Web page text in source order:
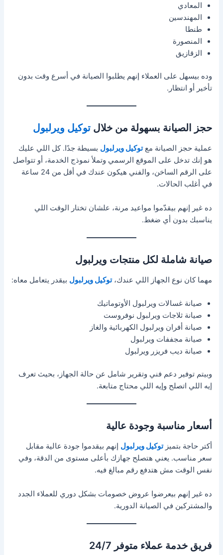
المعادي
المهندسين
طنطا
المنصورة
الزقازيق
وده بيسهل على العملاء إنهم يطلبوا الصيانة في أسرع وقت بدون
تأخير أو انتظار.
حجز الصيانة بسهولة من خلالتوكيل ويرلبول
عملية حجز الصيانة معتوكيل ويرلبول بسيطة جدًا. كل اللي عليك
هو إنك تدخل على الموقع الرسمي وتملأ نموذج الخدمة، أو تتواصل
على الرقم الساخن، والفني هيكون عندك في أقل من 24 ساعة
في أغلب الحالات.
ده غير إنهم بيقدّموا مواعيد مرنة، علشان تختار الوقت اللي
يناسبك بدون أي ضغط.
صيانة شاملة لكل منتجات ويرلبول
مهما كان نوع الجهاز اللي عندك،توكيل ويرلبول بيقدر يتعامل معاه:
صيانة غسالات ويرلبول الأوتوماتيك
صيانة ثلاجات ويرلبول نوفروست
صيانة أفران ويرلبول الكهربائية والغاز
صيانة مجففات ويرلبول
صيانة ديب فريزر ويرلبول
وبيتم توفير دعم فني وتقرير شامل عن حالة الجهاز، بحيث تعرف
إيه اللي اتصلح وإيه اللي محتاج متابعة.
أسعار مناسبة وجودة عالية
أكتر حاجة بتميزتوكيل ويرلبول إنهم بيقدموا جودة عالية مقابل
سعر مناسب. يعني هتصلح جهازك بأعلى مستوى من الدقة، وفي
نفس الوقت مش هتدفع رقم مبالغ فيه.
ده غير إنهم بيعرضوا عروض خصومات بشكل دوري للعملاء الجدد
والمشتركين في الصيانة الدورية.
فريق خدمة عملاء متوفر 24/7